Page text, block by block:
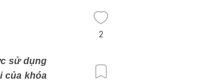
sử dụng
của khóa
2